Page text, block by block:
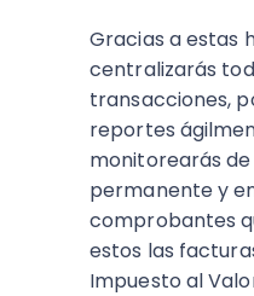
Gracias a estas
centralizarás
transacciones,
reportes
monitorearás
permanente y
comprobantes
estos las
Impuesto al